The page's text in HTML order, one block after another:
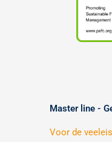
Master line -
Voor de